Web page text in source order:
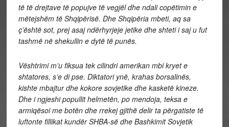
të të drejtave të popujve të vegjël dhe ndali copëtimin e
mëtejshëm të Shqipërisë. Dhe Shqipëria mbeti, aq sa
ç’është sot, prej asaj ndërhyrjeje jetike dhe shteti i saj u fut
tashmë në shekullin e dytë të punës.
Vështrimi m’u fiksua tek cilindri amerikan mbi kryet e
shtatores, s’e di pse. Diktatori ynë, krahas borsalinës,
kishte mbajtur dhe kokore sovjetike dhe kasketë kineze.
Dhe i ngjeshi popullit helmetën, po mendoja, teksa e
armiqësoi me botën dhe rrekej gjithë delir ta përgatiste të
luftonte fillikat kundër SHBA-së dhe Bashkimit Sovjetik